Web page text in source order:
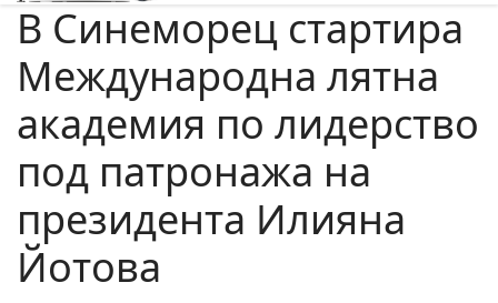
В Синеморец стартира
Международна лятна
академия по лидерство
под патронажа на
президента Илияна
Йотова